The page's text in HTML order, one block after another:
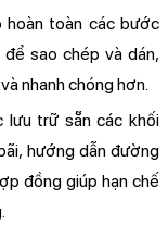
hoàn toàn các bước
sao chép và dán,
nhanh chóng hơn.
lưu trữ sẵn các khối
hướng dẫn đường
đồng giúp hạn chế